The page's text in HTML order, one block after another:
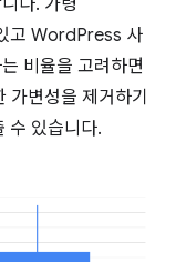
다. 가령
고 WordPress 사
비율을 고려하면
가변성을 제거하기
수 있습니다.